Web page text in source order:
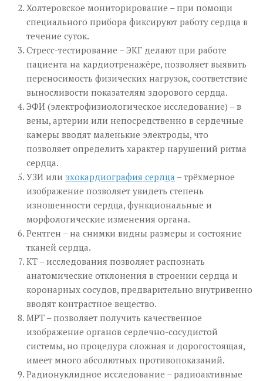
Холтеровское мониторирование – при помощи
специального прибора фиксируют работу сердца в
течение суток.
Стресс-тестирование – ЭКГ делают при работе
пациента на кардиотренажёре, позволяет выявить
переносимость физических нагрузок, соответствие
выносливости показателям здорового сердца.
ЭФИ (электрофизиологическое исследование) – в
вены, артерии или непосредственно в сердечные
камеры вводят маленькие электроды, что
позволяет определить характер нарушений ритма
сердца.
УЗИ или эхокардиография сердца – трёхмерное
изображение позволяет увидеть степень
изношенности сердца, функциональные и
морфологические изменения органа.
Рентген – на снимки видны размеры и состояние
тканей сердца.
КТ – исследования позволяет распознать
анатомические отклонения в строении сердца и
коронарных сосудов, предварительно внутривенно
вводят контрастное вещество.
МРТ – позволяет получить качественное
изображение органов сердечно-сосудистой
системы, но процедура сложная и дорогостоящая,
имеет много абсолютных противопоказаний.
Радионуклидное исследование – радиоактивные